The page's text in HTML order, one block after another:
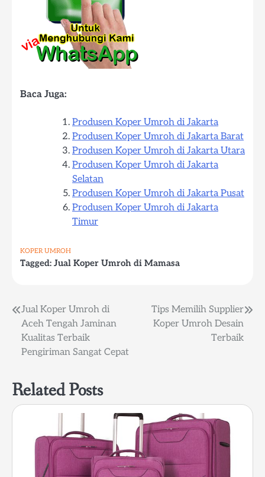
Baca Juga:
Produsen Koper Umroh di Jakarta
Produsen Koper Umroh di Jakarta Barat
Produsen Koper Umroh di Jakarta Utara
Produsen Koper Umroh di Jakarta
Selatan
Produsen Koper Umroh di Jakarta Pusat
Produsen Koper Umroh di Jakarta
Timur
KOPER UMROH
Tagged: Jual Koper Umroh di Mamasa
Post
navigation
Jual Koper Umroh di
Aceh Tengah Jaminan
Kualitas Terbaik
Pengiriman Sangat Cepat
Tips Memilih Supplier
Koper Umroh Desain
Terbaik
Related Posts